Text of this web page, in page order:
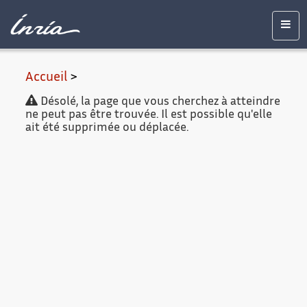
Mentions
Accueil >
Désolé, la page que vous cherchez à atteindre
ne peut pas être trouvée. Il est possible qu'elle
ait été supprimée ou déplacée.